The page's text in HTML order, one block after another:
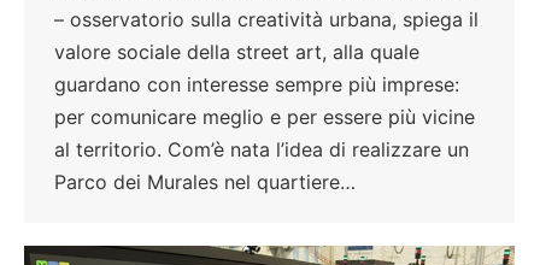
– osservatorio sulla creatività urbana, spiega il
valore sociale della street art, alla quale
guardano con interesse sempre più imprese:
per comunicare meglio e per essere più vicine
al territorio. Com’è nata l’idea di realizzare un
Parco dei Murales nel quartiere…